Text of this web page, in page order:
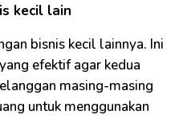
kecil lain
bisnis kecil lainnya. Ini
yang efektif agar kedua
masing-masing
untuk menggunakan